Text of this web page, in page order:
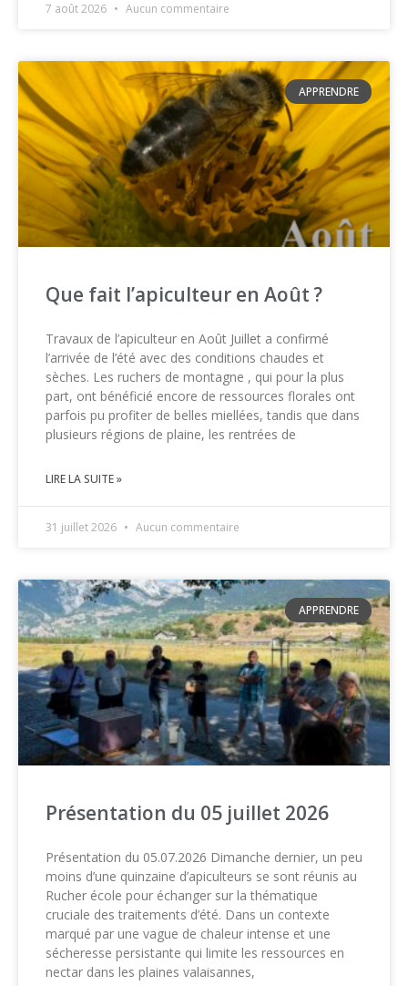
7 août 2026 Aucun commentaire
APPRENDRE
Que fait l’apiculteur en Août ?
Travaux de l’apiculteur en Août Juillet a confirmé
l’arrivée de l’été avec des conditions chaudes et
sèches. Les ruchers de montagne , qui pour la plus
part, ont bénéficié encore de ressources florales ont
parfois pu profiter de belles miellées, tandis que dans
plusieurs régions de plaine, les rentrées de
LIRE LA SUITE »
31 juillet 2026 Aucun commentaire
APPRENDRE
Présentation du 05 juillet 2026
Présentation du 05.07.2026 Dimanche dernier, un peu
moins d’une quinzaine d’apiculteurs se sont réunis au
Rucher école pour échanger sur la thématique
cruciale des traitements d’été. Dans un contexte
marqué par une vague de chaleur intense et une
sécheresse persistante qui limite les ressources en
nectar dans les plaines valaisannes,